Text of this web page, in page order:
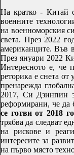
На кратко - Китай
военните
на военноморския
света. През 2022
американците. Във
През януари 2022
Интересното е, че
реторика е снета
пренарежда
2017, Си Дзинпин
реформирани, че да
се готви от 2018
трябва да следват
на рискове и
интересите за
на първо място